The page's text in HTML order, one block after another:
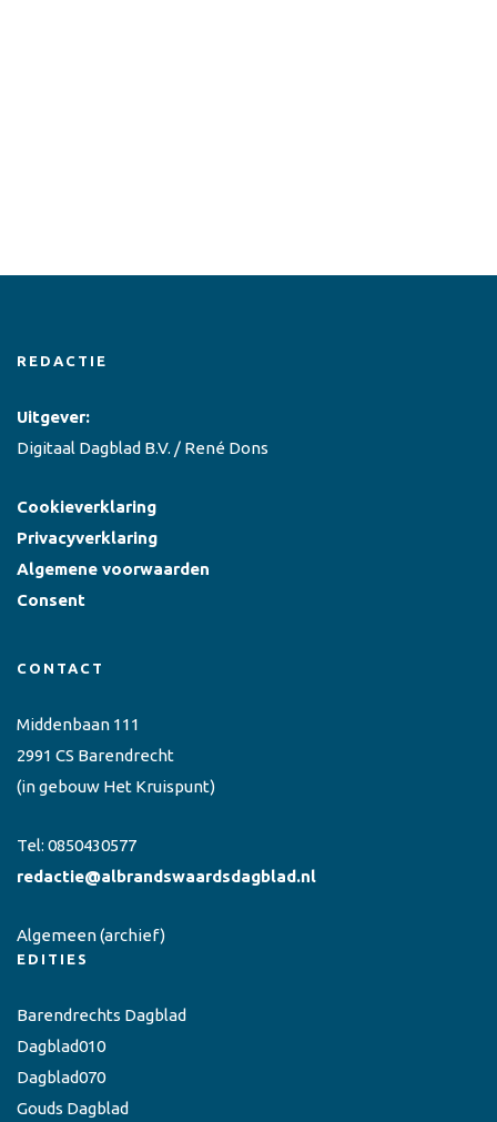
REDACTIE
Uitgever:
Digitaal Dagblad B.V. / René Dons
Cookieverklaring
Privacyverklaring
Algemene voorwaarden
Consent
CONTACT
Middenbaan 111
2991 CS Barendrecht
(in gebouw Het Kruispunt)
Tel: 0850430577
redactie@albrandswaardsdagblad.nl
Algemeen(archief)
EDITIES
Barendrechts Dagblad
Dagblad010
Dagblad070
Gouds Dagblad